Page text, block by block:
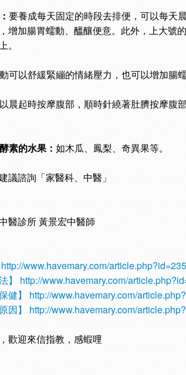
要養成每天固定的時段去排便，可以每天
增加腸胃蠕動、醞釀便意。此外，上大號
。
可以舒緩緊繃的情緒壓力，也可以增加腸蠕
晨起時按摩腹部，順時針繞著肚臍按摩腹
素的水果：如木瓜、鳳梨、奇異果等。
議諮詢「家醫科、中醫」
醫診所 黃景宏中醫師
http://www.havemary.com/
】
http://www.havemary.com/
健】
http://www.havemary.com/
因】
http://www.havemary.com/
歡迎來信指教，感蝦哩